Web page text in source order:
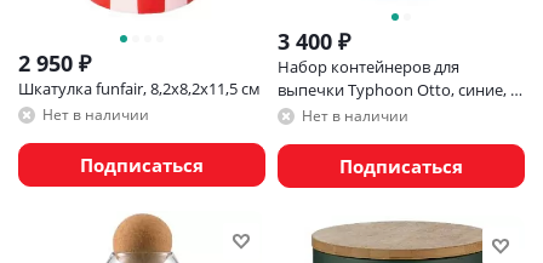
2 950 ₽
Шкатулка funfair, 8,2х8,2х11,5 см
Нет в наличии
Подписаться
3 400 ₽
Набор контейнеров для
выпечки Typhoon Otto, синие, 2
шт Нет в наличии
Подписаться